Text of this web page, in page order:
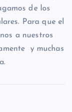
de los
Para que el
a nuestros
y muchas